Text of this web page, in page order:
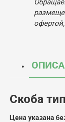
Скоба
Цена указана